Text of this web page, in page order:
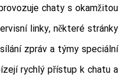
chaty s okamžitou
linky, některé stránky
zpráv a týmy speciální
rychlý přístup k chatu a